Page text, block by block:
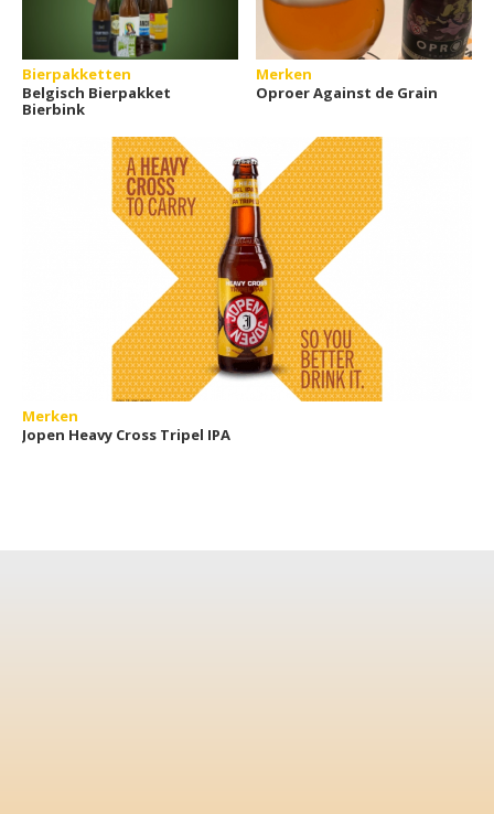
Bierpakketten
Belgisch Bierpakket
Bierbink
Merken
Oproer Against de Grain
Merken
Jopen Heavy Cross Tripel IPA